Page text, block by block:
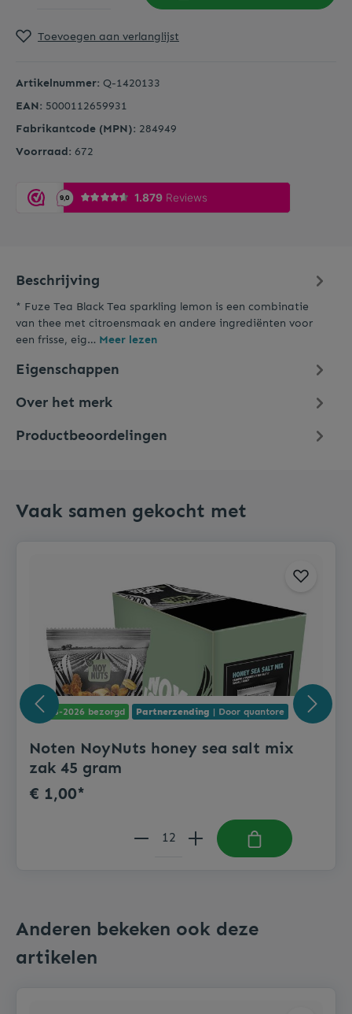
Toevoegen aan verlanglijst
Artikelnummer: Q-1420133
EAN: 5000112659931
Fabrikantcode (MPN): 284949
Voorraad: 672
Beschrijving
* Fuze Tea Black Tea sparkling lemon is een combinatie
van thee met citroensmaak en andere ingrediënten voor
een frisse, eig… Meer lezen
Eigenschappen
Over het merk
Productbeoordelingen
Vaak samen gekocht met
11-08-2026 bezorgd Partnerzending | Door quantore
Noten NoyNuts honey sea salt mix
zak 45 gram
€ 1,00*
Anderen bekeken ook deze
artikelen